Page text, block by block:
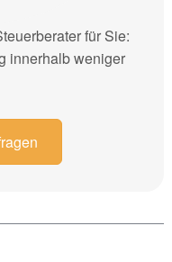
für Sie:
innerhalb weniger